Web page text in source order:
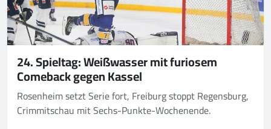
24. Spieltag: Weißwasser mit furiosem
Comeback gegen Kassel
Rosenheim setzt Serie fort, Freiburg stoppt Regensburg,
Crimmitschau mit Sechs-Punkte-Wochenende.